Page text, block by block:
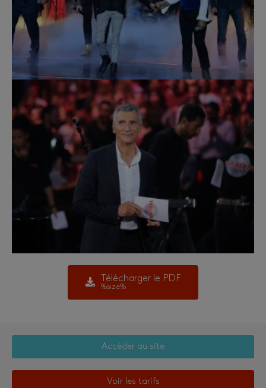
Télécharger le PDF
%size%
Accéder au site
Voir les tarifs